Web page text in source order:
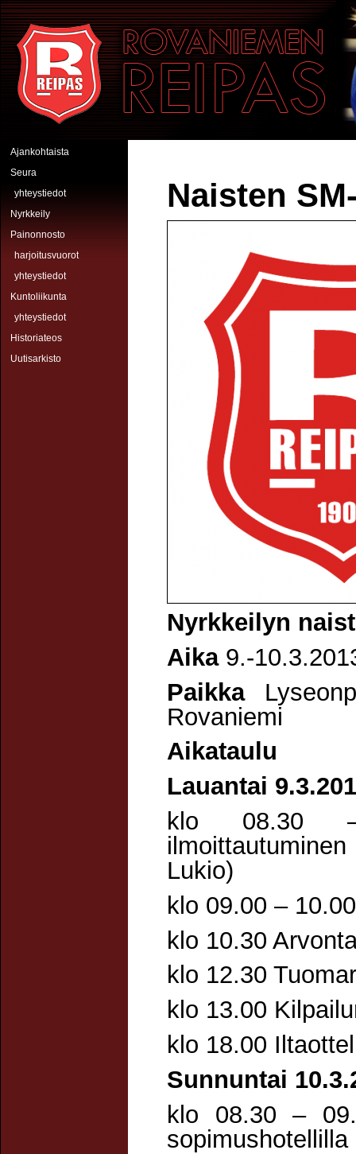
Hyppää pääsisältöön
Rovaniemen Reipas
Ajankohtaista
Seura
yhteystiedot
Nyrkkeily
Painonnosto
harjoitusvuorot
yhteystiedot
Kuntoliikunta
yhteystiedot
Historiateos
Uutisarkisto
Naisten
Nyrkkeilyn
Aika9.-
Paikka
Rovaniemi
Aikataulu
Lauantai
klo 08.30 –
Lukio)
klo 09.00 –
klo 10.30
klo 12.30
klo 13.00
klo 18.00
Sunnuntai
klo 08.30 –